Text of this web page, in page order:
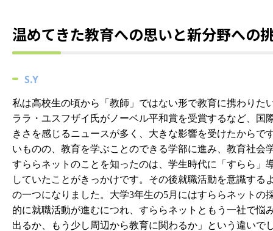
温めてきた教育への思いと新分野への
S.Y
私は高校生の頃から「教師」ではない形で教育に携わりた
ララ・ユスフザイ氏がノーベル平和賞を受賞するなど、国
きさを感じるニュースが多く、大きな影響を受けたからで
いものの、教育を学ぶことのできる学部に進み、教育社会
すららネットのことを知ったのは、学生時代に「すらら」
していたことがきっかけです。その後就職活動を意識する
の一つになりました。大学3年生の5月にはすららネットの
的に就職活動が進むにつれ、すららネットともう一社で悩
出るか、もう少し周辺から教育に関わるか」という違いで